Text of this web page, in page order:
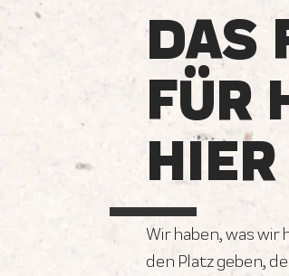
DAS
FÜR
Wir haben, was wir
den Platz geben,